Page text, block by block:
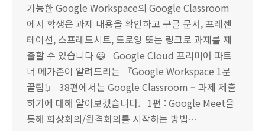
가능한 Google Workspace의 Google Classroom
에서 학생은 과제 내용을 확인하고 구글 문서, 프레젠
테이션, 스프레드시트, 드로잉 또는 링크로 과제를 제
출할 수 있습니다 😀 Google Cloud 프리미어 파트
너 메가존이 알려드리는 『Google Workspace 1분
꿀팁!』 38편에서는 Google Classroom – 과제 제출
하기에 대해 알아보겠습니다. 1편 : Google Meet을
통해 화상회의/원격회의를 시작하는 방법…